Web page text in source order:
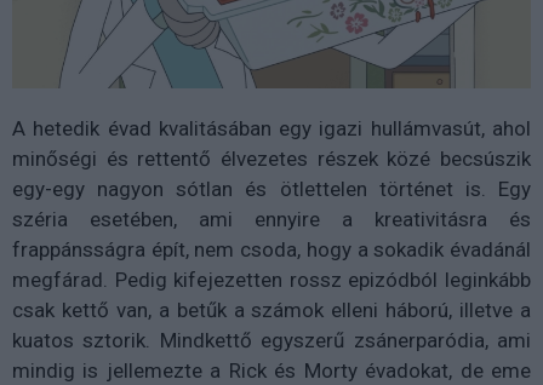
A hetedik évad kvalitásában egy igazi hullámvasút, ahol
minőségi és rettentő élvezetes részek közé becsúszik
egy-egy nagyon sótlan és ötlettelen történet is. Egy
széria esetében, ami ennyire a kreativitásra és
frappánsságra épít, nem csoda, hogy a sokadik évadánál
megfárad. Pedig kifejezetten rossz epizódból leginkább
csak kettő van, a betűk a számok elleni háború, illetve a
kuatos sztorik. Mindkettő egyszerű zsánerparódia, ami
mindig is jellemezte a Rick és Morty évadokat, de eme